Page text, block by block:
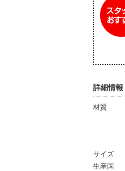
詳細情報
材質
サイズ
生産国